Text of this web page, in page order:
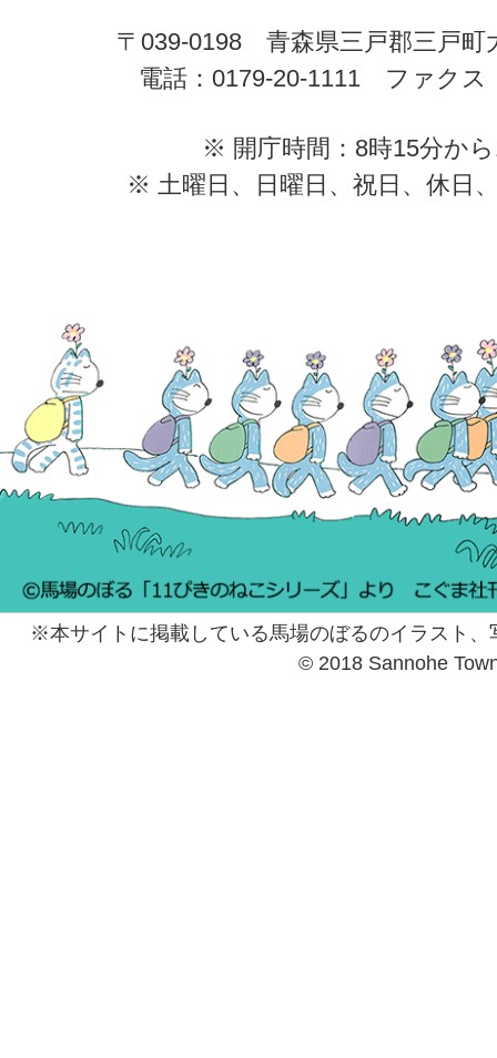
〒039-0198 青森県三戸郡三戸町
電話：0179-20-1111 ファクス
※ 開庁時間：8時15分か
※ 土曜日、日曜日、祝日、休日
※本サイトに掲載している馬場のぼるのイラスト
© 2018 Sannohe